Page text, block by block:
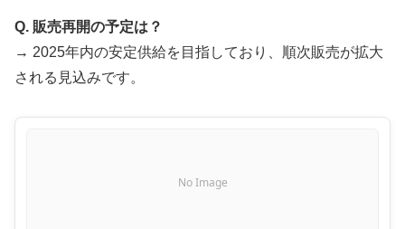
Q. 販売再開の予定は？
→ 2025年内の安定供給を目指しており、順次販売が拡大
される見込みです。
No Image